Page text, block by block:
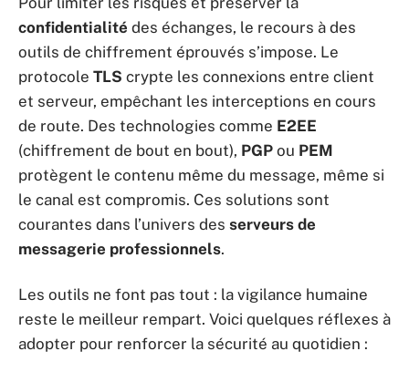
confidentialité des échanges, le recours à des
outils de chiffrement éprouvés s’impose. Le
protocole TLS crypte les connexions entre client
et serveur, empêchant les interceptions en cours
de route. Des technologies comme E2EE
(chiffrement de bout en bout), PGP ou PEM
protègent le contenu même du message, même si
le canal est compromis. Ces solutions sont
courantes dans l’univers des serveurs de
messagerie professionnels.
Les outils ne font pas tout : la vigilance humaine
reste le meilleur rempart. Voici quelques réflexes à
adopter pour renforcer la sécurité au quotidien :